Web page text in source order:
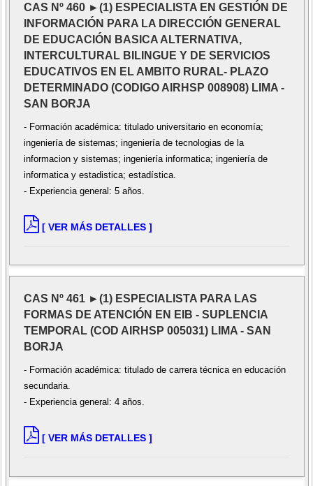
CAS Nº 460 ►(1) ESPECIALISTA EN GESTIÓN DE
INFORMACIÓN PARA LA DIRECCIÓN GENERAL
DE EDUCACIÓN BASICA ALTERNATIVA,
INTERCULTURAL BILINGUE Y DE SERVICIOS
EDUCATIVOS EN EL AMBITO RURAL- PLAZO
DETERMINADO (CODIGO AIRHSP 008908) LIMA -
SAN BORJA
- Formación académica: titulado universitario en economía;
ingeniería de sistemas; ingeniería de tecnologias de la
informacion y sistemas; ingeniería informatica; ingeniería de
informatica y estadistica; estadística.
- Experiencia general: 5 años.
[ VER MÁS DETALLES ]
CAS Nº 461 ►(1) ESPECIALISTA PARA LAS
FORMAS DE ATENCIÓN EN EIB - SUPLENCIA
TEMPORAL (COD AIRHSP 005031) LIMA - SAN
BORJA
- Formación académica: titulado de carrera técnica en educación
secundaria.
- Experiencia general: 4 años.
[ VER MÁS DETALLES ]